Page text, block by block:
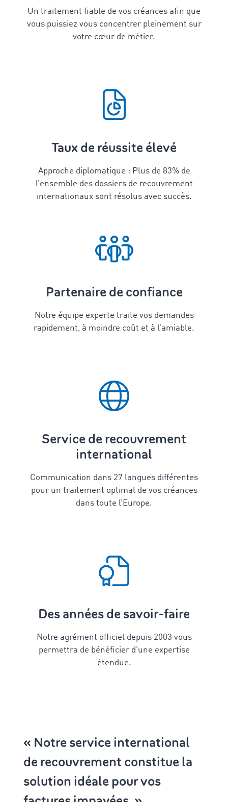
Un traitement fiable de vos créances afin que
vous puissiez vous concentrer pleinement sur
votre cœur de métier.
Taux de réussite élevé
Approche diplomatique : Plus de 83% de
l’ensemble des dossiers de recouvrement
internationaux sont résolus avec succès.
Partenaire de confiance
Notre équipe experte traite vos demandes
rapidement, à moindre coût et à l’amiable.
Service de recouvrement
international
Communication dans 27 langues différentes
pour un traitement optimal de vos créances
dans toute l’Europe.
Des années de savoir-faire
Notre agrément officiel depuis 2003 vous
permettra de bénéficier d’une expertise
étendue.
« Notre service international
de recouvrement constitue la
solution idéale pour vos